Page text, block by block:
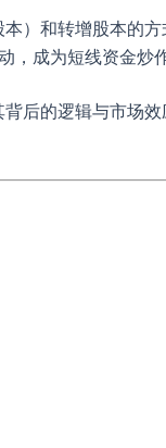
）和转增股本的
成为短线资金炒
后的逻辑与市场